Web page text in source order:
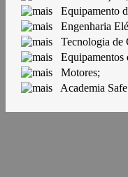
Equipamento
Engenharia
Tecnologia de
Equipamentos
Motores;
Academia